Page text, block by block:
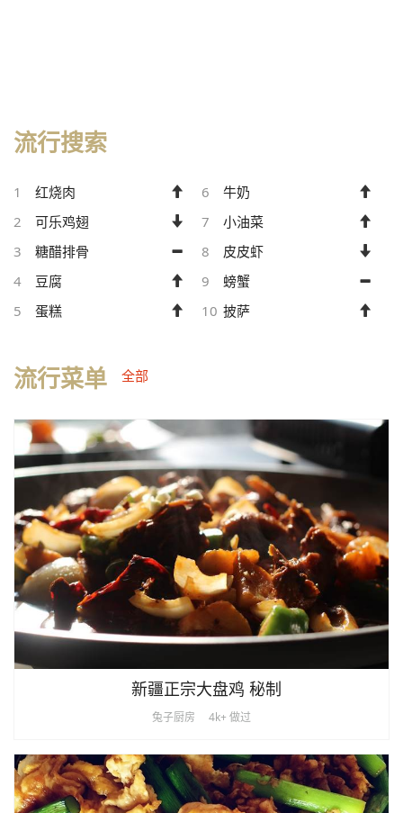
流行搜索
1
红烧肉
2
可乐鸡翅
3
糖醋排骨
4
豆腐
5
蛋糕
6
牛奶
7
小油菜
8
皮皮虾
9
螃蟹
10 披萨
流行菜单 全部
新疆正宗大盘鸡 秘制
兔子厨房 4k+ 做过